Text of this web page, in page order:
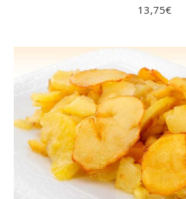
13,75€